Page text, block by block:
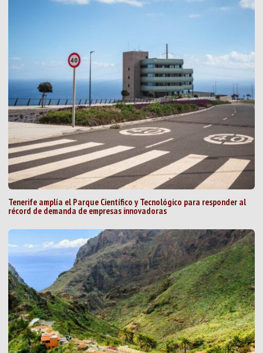
Tenerife amplía el Parque Científico y Tecnológico para responder al
récord de demanda de empresas innovadoras